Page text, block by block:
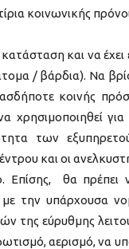
κοινωνικής
και να έχει
/ βάρδια). Να
κοινής
χρησιμοποιηθεί
των
και οι
Επίσης, θα πρέπει
την υπάρχουσα
της εύρυθμης
αερισμό, να